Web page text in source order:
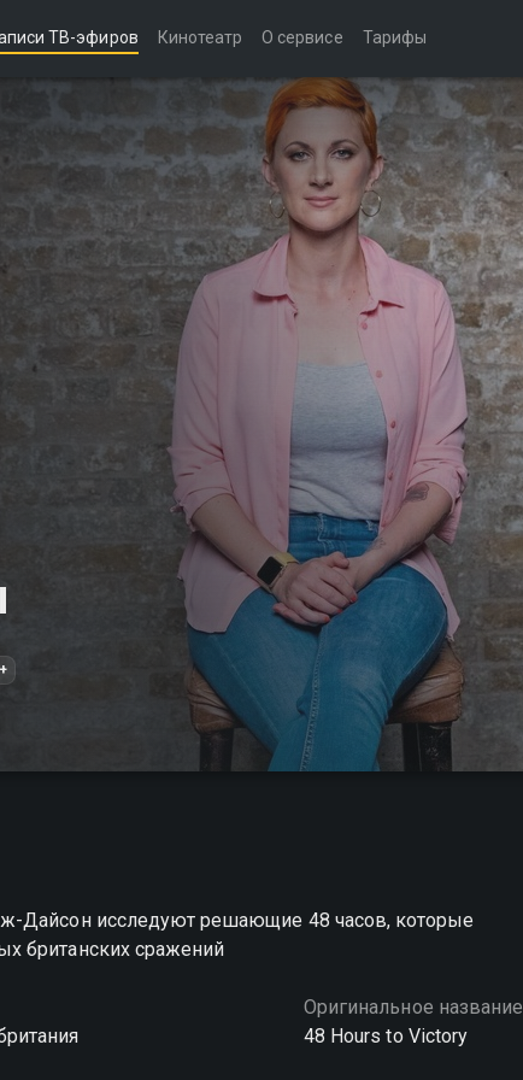
ТВ-эфиров Кинотеатр О сервисе Тарифы
Дайсон исследуют решающие 48 часов, которые
британских сражений
Оригинальное название
48 Hours to Victory